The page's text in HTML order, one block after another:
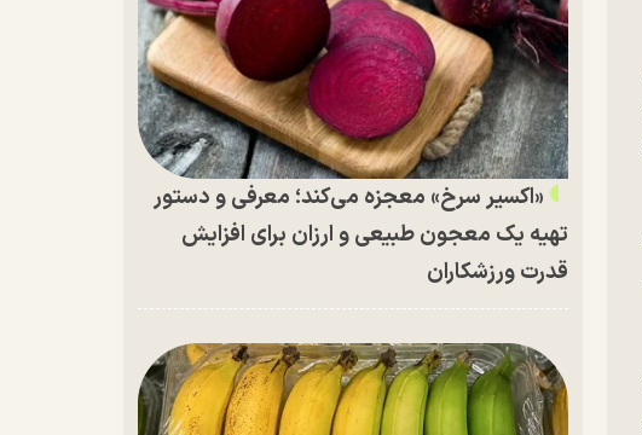
«اکسیر سرخ» معجزه می‌کند؛ معرفی و دستور
تهیه یک معجون طبیعی و ارزان برای افزایش
قدرت ورزشکاران